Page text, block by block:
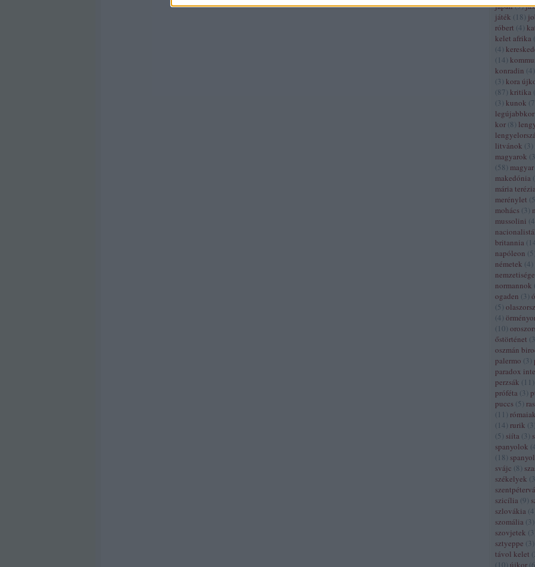
japán(9)
játék ( 18)
róbert (4)
kelet afrika (
(4)
( 14)
konradin (4)
(3 ) kora
(87) kritika (
(3 ) kunok (7
legújabbkor
kor (8)
litvánok (3 )
magyarok (
(58)
makedónia (
mária terézia
merénylet (5
mohács (3 )
mussolini (4
britannia (
napóleon (5
németek (4)
normannok (
ogaden (3 )
(5 )
(4)
( 10)
őstörténet (3
oszmán
palermo (3 )
paradox
perzsák ( 11 )
próféta (3 )
puccs (5 )
( 11 ) rómaiak
( 14) rurik (3
(5 ) siíta (3 )
spanyolok (
( 18)
svájc (8)
székelyek (3
szicília (9)
szlovákia (4
szomália (3 )
szovjetek (3
sztyeppe (3 )
távol kelet (
( 10 újkor (